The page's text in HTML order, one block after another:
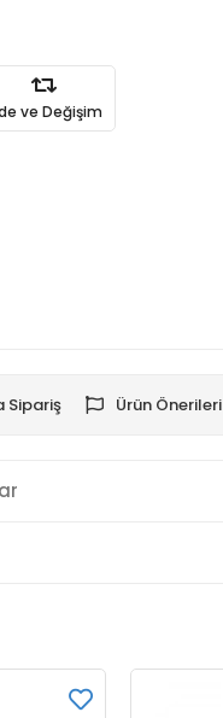
ve Değişim
Sipariş Ürün Önerileri